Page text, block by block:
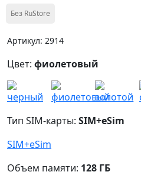
Без RuStore
Артикул: 2914
Цвет: фиолетовый
Тип SIM-карты: SIM+eSim
SIM+eSim
Объем памяти: 128 ГБ